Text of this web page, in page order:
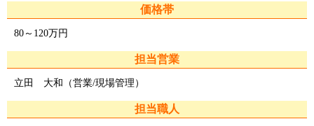
価格帯
80～120万円
担当営業
立田 大和（営業/現場管理）
担当職人